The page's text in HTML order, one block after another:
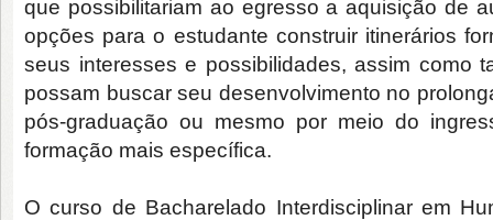
que possibilitariam ao egresso a aquisição de
opções para o estudante construir itinerários
seus interesses e possibilidades, assim como
possam buscar seu desenvolvimento no
pós-graduação ou mesmo por meio do
formação mais específica.
O curso de Bacharelado Interdisciplinar em